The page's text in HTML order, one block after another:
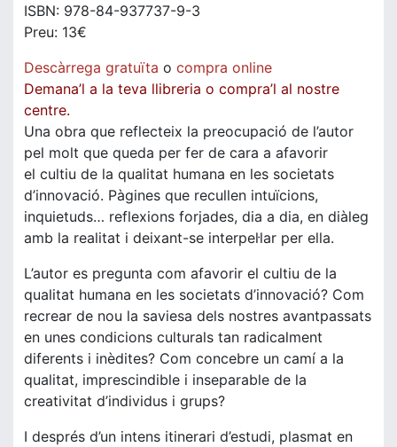
ISBN: 978-84-937737-9-3
Preu: 13€
Descàrrega gratuïta o compra online
Demana’l a la teva llibreria o compra’l al nostre
centre.
Una obra que reflecteix la preocupació de l’autor
pel molt que queda per fer de cara a afavorir
el cultiu de la qualitat humana en les societats
d’innovació. Pàgines que recullen intuïcions,
inquietuds… reflexions forjades, dia a dia, en diàleg
amb la realitat i deixant-se interpel·lar per ella.
L’autor es pregunta com afavorir el cultiu de la
qualitat humana en les societats d’innovació? Com
recrear de nou la saviesa dels nostres avantpassats
en unes condicions culturals tan radicalment
diferents i inèdites? Com concebre un camí a la
qualitat, imprescindible i inseparable de la
creativitat d’individus i grups?
I després d’un intens itinerari d’estudi, plasmat en